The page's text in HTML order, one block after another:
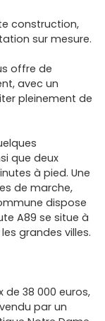
construction,
sur mesure.
offre de
avec un
pleinement de
que deux
à pied. Une
de marche,
dispose
A89 se situe à
grandes villes.
de 38 000 euros,
par un